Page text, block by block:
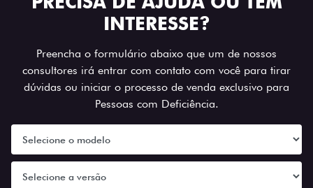
INTERESSE?
Preencha o formulário abaixo que um de nossos
consultores irá entrar com contato com você para tirar
dúvidas ou iniciar o processo de venda exclusivo para
Pessoas com Deficiência.